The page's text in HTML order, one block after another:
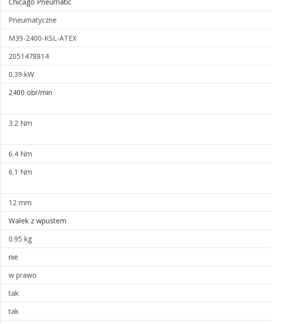
Pneumatyczne
M39-2400-KSL-ATEX
2051478814
0.39 kW
2400 obr/min
3.2 Nm
6.4 Nm
6.1 Nm
12 mm
Wałek z wpustem
0.95 kg
nie
w prawo
tak
tak